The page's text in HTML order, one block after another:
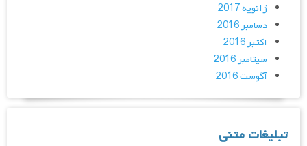
ژانویه 2017
دسامبر 2016
اکتبر 2016
سپتامبر 2016
آگوست 2016
تبلیغات متنی